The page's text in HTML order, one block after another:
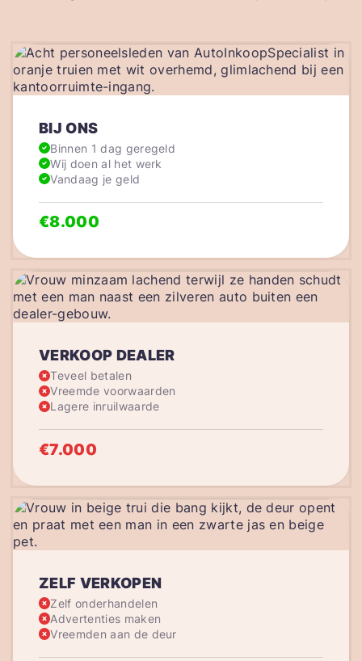
VERKOOP DEALER
Teveel betalen
Vreemde voorwaarden
Lagere inruilwaarde
€7.000
BIJ ONS
Binnen 1 dag geregeld
Wij doen al het werk
Vandaag je geld
€8.000
ZELF VERKOPEN
Zelf onderhandelen
Advertenties maken
Vreemden aan de deur